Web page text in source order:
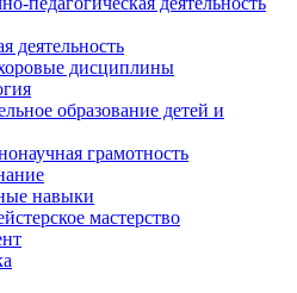
деятельность
дисциплины
образование детей и
грамотность
навыки
мастерство